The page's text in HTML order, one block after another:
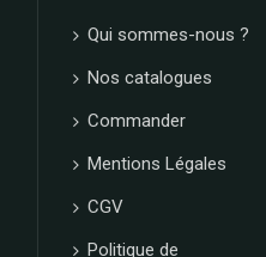
Qui sommes-nous ?
Nos catalogues
Commander
Mentions Légales
CGV
Politique de